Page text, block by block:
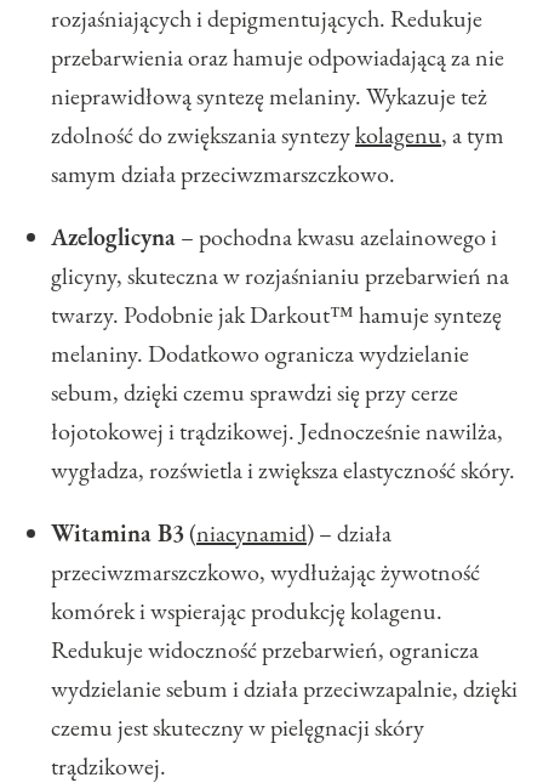
rozjaśniających i depigmentujących. Redukuje
przebarwienia oraz hamuje odpowiadającą za nie
nieprawidłową syntezę melaniny. Wykazuje też
zdolność do zwiększania syntezykolagenu, a tym
samym działa przeciwzmarszczkowo.
Azeloglicyna– pochodna kwasu azelainowego i
glicyny, skuteczna w rozjaśnianiu przebarwień na
twarzy. Podobnie jak Darkout™ hamuje syntezę
melaniny. Dodatkowo ogranicza wydzielanie
sebum, dzięki czemu sprawdzi się przy cerze
łojotokowej i trądzikowej. Jednocześnie nawilża,
wygładza, rozświetla i zwiększa elastyczność skóry.
Witamina B3(niacynamid) – działa
przeciwzmarszczkowo, wydłużając żywotność
komórek i wspierając produkcję kolagenu.
Redukuje widoczność przebarwień, ogranicza
wydzielanie sebum i działa przeciwzapalnie, dzięki
czemu jest skuteczny w pielęgnacji skóry
trądzikowej.